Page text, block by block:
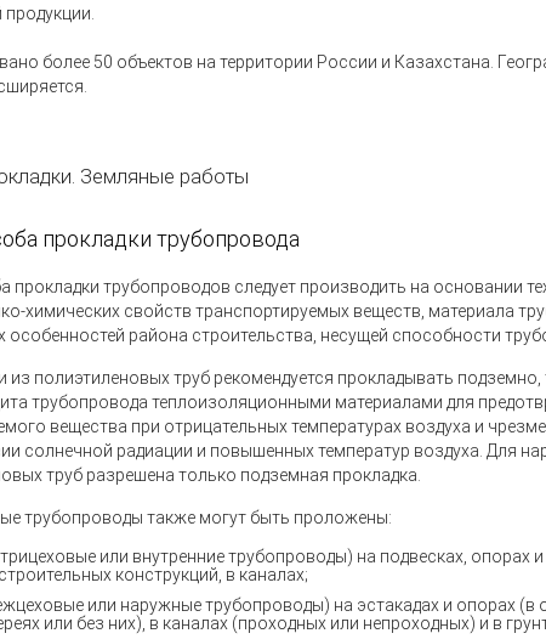
более 50 объектов на территории России и Казахстана .
Земляные работы
прокладки трубопровода
прокладки трубопроводов следует производить на основании
химических свойств транспортируемых веществ, материала
особенностей района строительства, несущей способности
из полиэтиленовых труб рекомендуется прокладывать подземно,
трубопровода теплоизоляционными материалами для
вещества при отрицательных температурах воздуха и
солнечной радиации и повышенных температур воздуха. Для
труб разрешена только подземная прокладка.
трубопроводы также могут быть проложены:
или внутренние трубопроводы) на подвесках, опорах
конструкций, в каналах;
или наружные трубопроводы) на эстакадах и опорах (в
или без них), в каналах (проходных или непроходных) и в